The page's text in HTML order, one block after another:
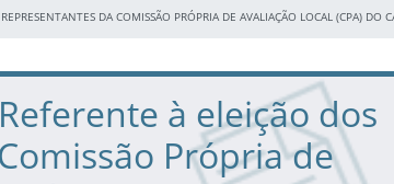
DA COMISSÃO PRÓPRIA DE AVALIAÇÃO LOCAL (CPA) DO
à eleição dos
Própria de